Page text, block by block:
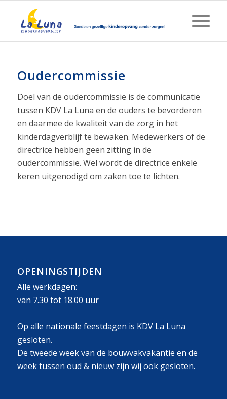
Oudercommissie
Doel van de oudercommissie is de communicatie
tussen KDV La Luna en de ouders te bevorderen
en daarmee de kwaliteit van de zorg in het
kinderdagverblijf te bewaken. Medewerkers of de
directrice hebben geen zitting in de
oudercommissie. Wel wordt de directrice enkele
keren uitgenodigd om zaken toe te lichten.
OPENINGSTIJDEN
Alle werkdagen:
van 7.30 tot 18.00 uur
Op alle nationale feestdagen is KDV La Luna
gesloten.
De tweede week van de bouwvakvakantie en de
week tussen oud & nieuw zijn wij ook gesloten.